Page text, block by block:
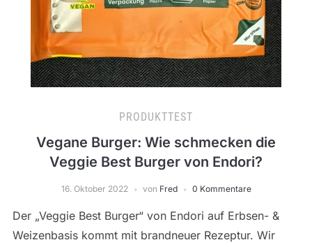
PRODUKTTEST
Vegane Burger: Wie schmecken die
Veggie Best Burger von Endori?
16. Oktober 2022 von Fred 0 Kommentare
Der „Veggie Best Burger“ von Endori auf Erbsen- &
Weizenbasis kommt mit brandneuer Rezeptur. Wir